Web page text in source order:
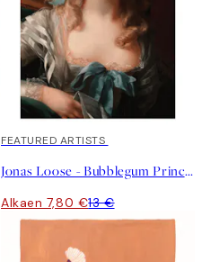
40%*
FEATURED ARTISTS
Jonas Loose - Bubblegum Princess Juliste
Alkaen 7,80 €13 €